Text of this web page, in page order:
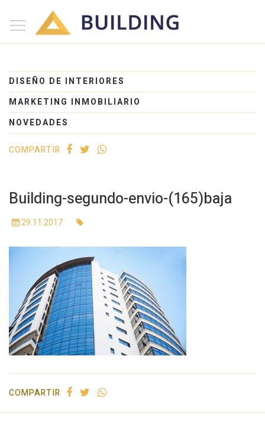
Inicio
Proyectos
DISEÑO DE INTERIORES
MARKETING INMOBILIARIO
NOVEDADES
COMPARTIR
Building-segundo-envio-(165)baja
29.11.2017
COMPARTIR